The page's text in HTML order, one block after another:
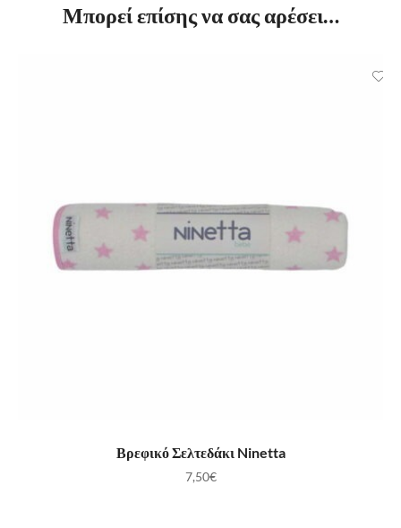
Μπορεί επίσης να σας αρέσει…
ΠΡΟΣΘΉΚΗ ΣΤΟ ΚΑΛΆΘΙ
Βρεφικό Σελτεδάκι Ninetta
7,50€